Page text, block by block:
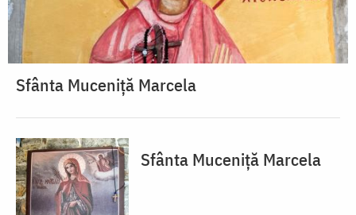
Sfânta Muceniță Marcela
Sfânta Muceniță Marcela